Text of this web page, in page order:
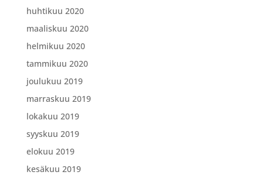
huhtikuu 2020
maaliskuu 2020
helmikuu 2020
tammikuu 2020
joulukuu 2019
marraskuu 2019
lokakuu 2019
syyskuu 2019
elokuu 2019
kesäkuu 2019